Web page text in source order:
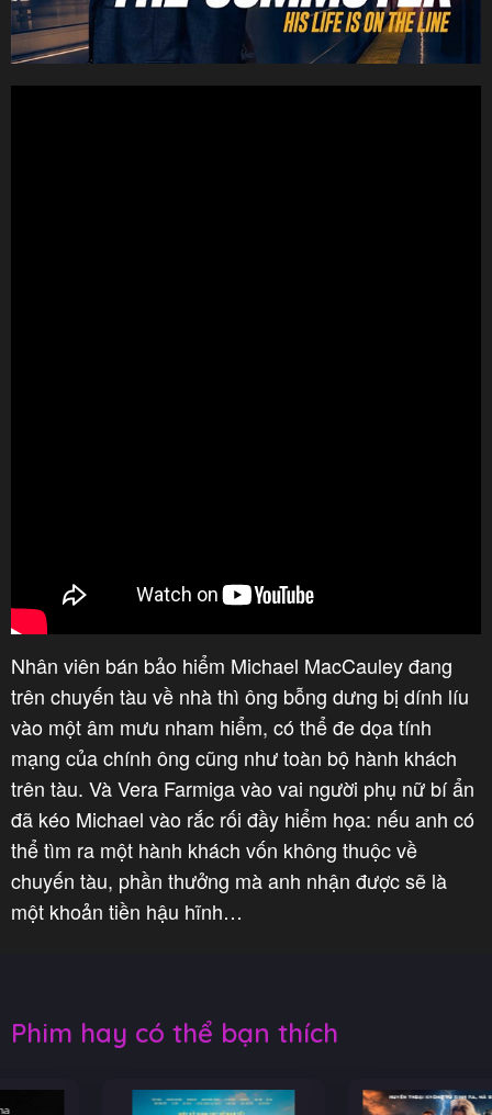
Nhân viên bán bảo hiểm Michael MacCauley đang
trên chuyến tàu về nhà thì ông bỗng dưng bị dính líu
vào một âm mưu nham hiểm, có thể đe dọa tính
mạng của chính ông cũng như toàn bộ hành khách
trên tàu. Và Vera Farmiga vào vai người phụ nữ bí ẩn
đã kéo Michael vào rắc rối đầy hiểm họa: nếu anh có
thể tìm ra một hành khách vốn không thuộc về
chuyến tàu, phần thưởng mà anh nhận được sẽ là
một khoản tiền hậu hĩnh…
Phim hay có thể bạn thích